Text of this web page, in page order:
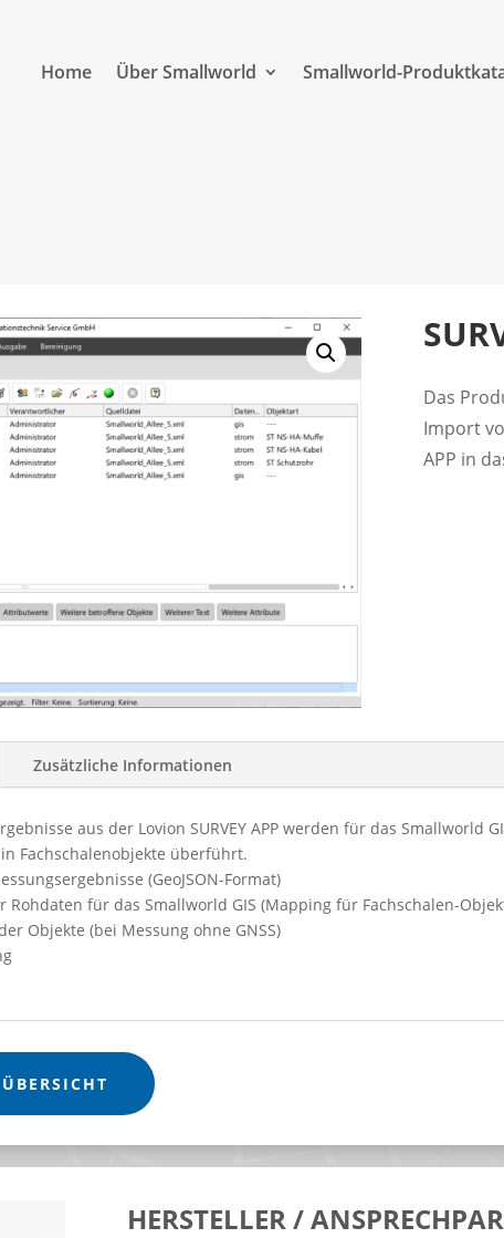
Home Über Smallworld Smallworld-
Das
Import
APP in
Zusätzliche Informationen
aus der Lovion SURVEY APP werden für das
Fachschalenobjekte überführt.
(GeoJSON-Format)
Rohdaten für das Smallworld GIS (Mapping für Fachschalen-
Objekte (bei Messung ohne GNSS)
HERSTELLER /